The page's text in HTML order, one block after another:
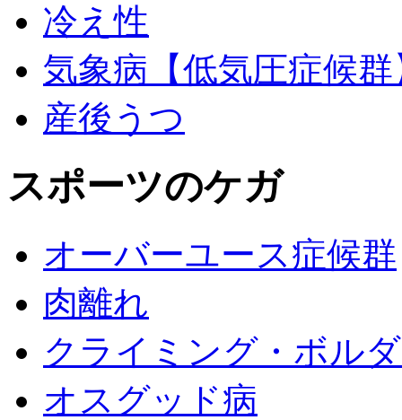
冷え性
気象病【低気圧症候群
産後うつ
スポーツのケガ
オーバーユース症候群
肉離れ
クライミング・ボル
オスグッド病